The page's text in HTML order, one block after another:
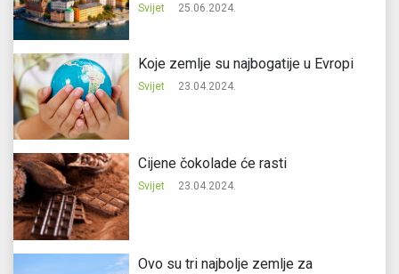
Svijet 25.06.2024.
Koje zemlje su najbogatije u Evropi
Svijet 23.04.2024.
Cijene čokolade će rasti
Svijet 23.04.2024.
Ovo su tri najbolje zemlje za